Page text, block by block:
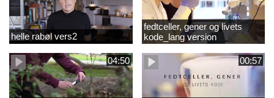
helle rabøl vers2
fedtceller, gener og livets
kode_lang version
04:50 00:57